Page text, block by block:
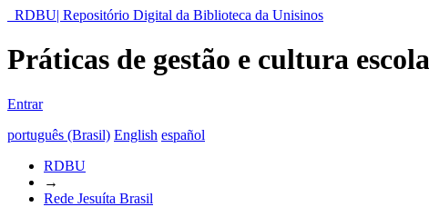
RDBU| Repositório Digital da Biblioteca da Unisinos
Práticas de gestão e cultura
Entrar
português (Brasil) English español
RDBU
→
Rede Jesuíta Brasil